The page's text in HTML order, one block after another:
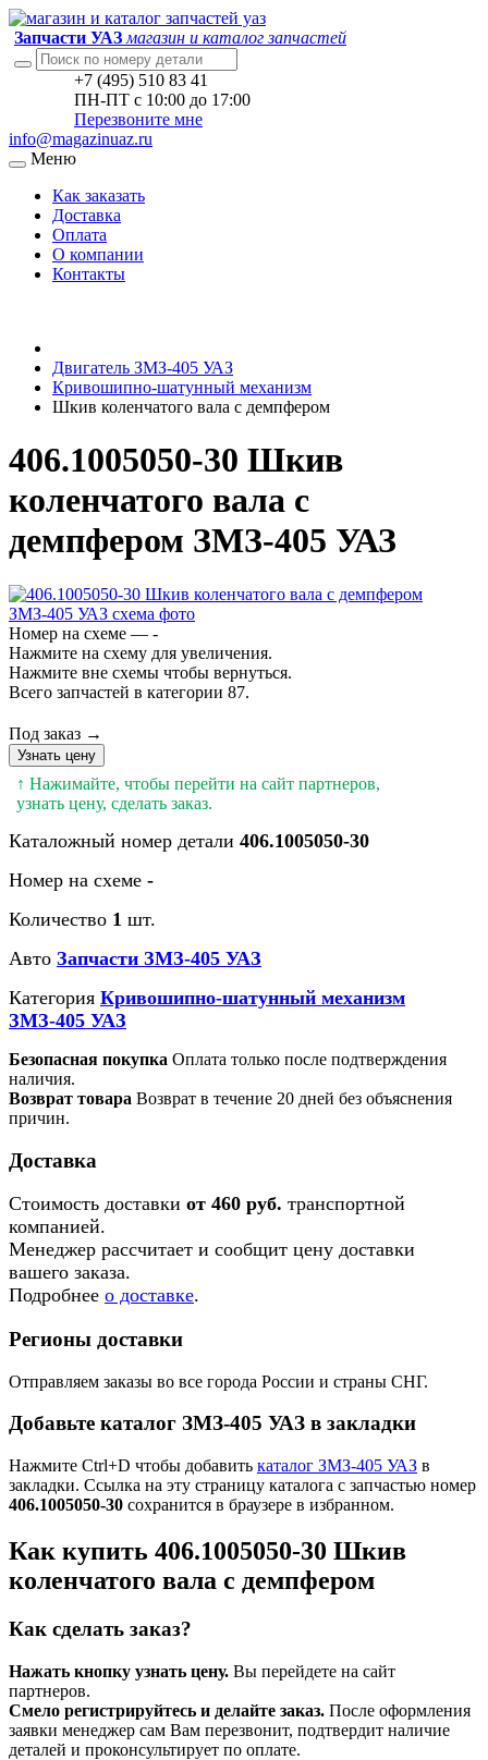
Запчасти УАЗ магазин и каталог запчастей
+7 (495) 510 83 41
ПН-ПТ с 10:00 до 17:00
Перезвоните мне
info@magazinuaz.ru
Меню
Как заказать
Доставка
Оплата
О компании
Контакты
Двигатель ЗМЗ-405 УАЗ
Кривошипно-шатунный механизм
Шкив коленчатого вала с демпфером
406.1005050-30 Шкив
коленчатого вала с
демпфером ЗМЗ-405 УАЗ
Номер на схеме — -
Нажмите на схему для увеличения.
Нажмите вне схемы чтобы вернуться.
Всего запчастей в категории 87.
Под заказ →
Узнать цену
↑ Нажимайте, чтобы перейти на сайт партнеров,
узнать цену, сделать заказ.
Каталожный номер детали 406.1005050-30
Номер на схеме -
Количество 1 шт.
Авто Запчасти ЗМЗ-405 УАЗ
Категория Кривошипно-шатунный механизм
ЗМЗ-405 УАЗ
Безопасная покупка Оплата только после подтверждения
наличия.
Возврат товара Возврат в течение 20 дней без объяснения
причин.
Доставка
Стоимость доставки от 460 руб. транспортной
компанией.
Менеджер рассчитает и сообщит цену доставки
вашего заказа.
Подробнее о доставке.
Регионы доставки
Отправляем заказы во все города России и страны СНГ.
Добавьте каталог ЗМЗ-405 УАЗ в закладки
Нажмите Ctrl+D чтобы добавить каталог ЗМЗ-405 УАЗ в
закладки. Ссылка на эту страницу каталога с запчастью номер
406.1005050-30 сохранится в браузере в избранном.
Как купить 406.1005050-30 Шкив
коленчатого вала с демпфером
Как сделать заказ?
Нажать кнопку узнать цену. Вы перейдете на сайт
партнеров.
Смело регистрируйтесь и делайте заказ. После оформления
заявки менеджер сам Вам перезвонит, подтвердит наличие
деталей и проконсультирует по оплате.